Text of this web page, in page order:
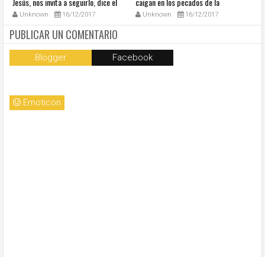
PapaUnknown 16/12/2017 comunicación”
Unknown 16/12/2017
PUBLICAR UN COMENTARIO
Blogger Facebook
Emoticon